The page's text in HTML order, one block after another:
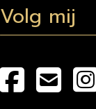
Volg mij